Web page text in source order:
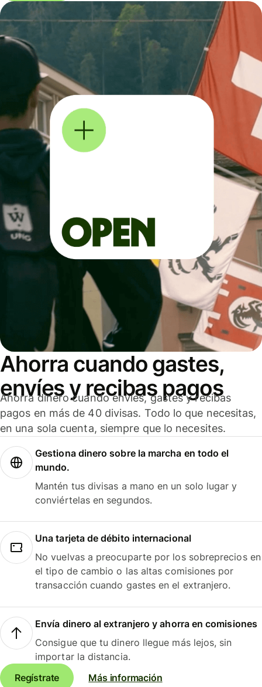
Ahorra cuando gastes,
envíes y recibas pagos
Ahorra dinero cuando envíes, gastes y recibas
pagos en más de 40 divisas. Todo lo que necesitas,
en una sola cuenta, siempre que lo necesites.
Gestiona dinero sobre la marcha en todo el
mundo.
Mantén tus divisas a mano en un solo lugar y
conviértelas en segundos.
Una tarjeta de débito internacional
No vuelvas a preocuparte por los sobreprecios en
el tipo de cambio o las altas comisiones por
transacción cuando gastes en el extranjero.
Envía dinero al extranjero y ahorra en comisiones
Consigue que tu dinero llegue más lejos, sin
importar la distancia.
Regístrate
Más información